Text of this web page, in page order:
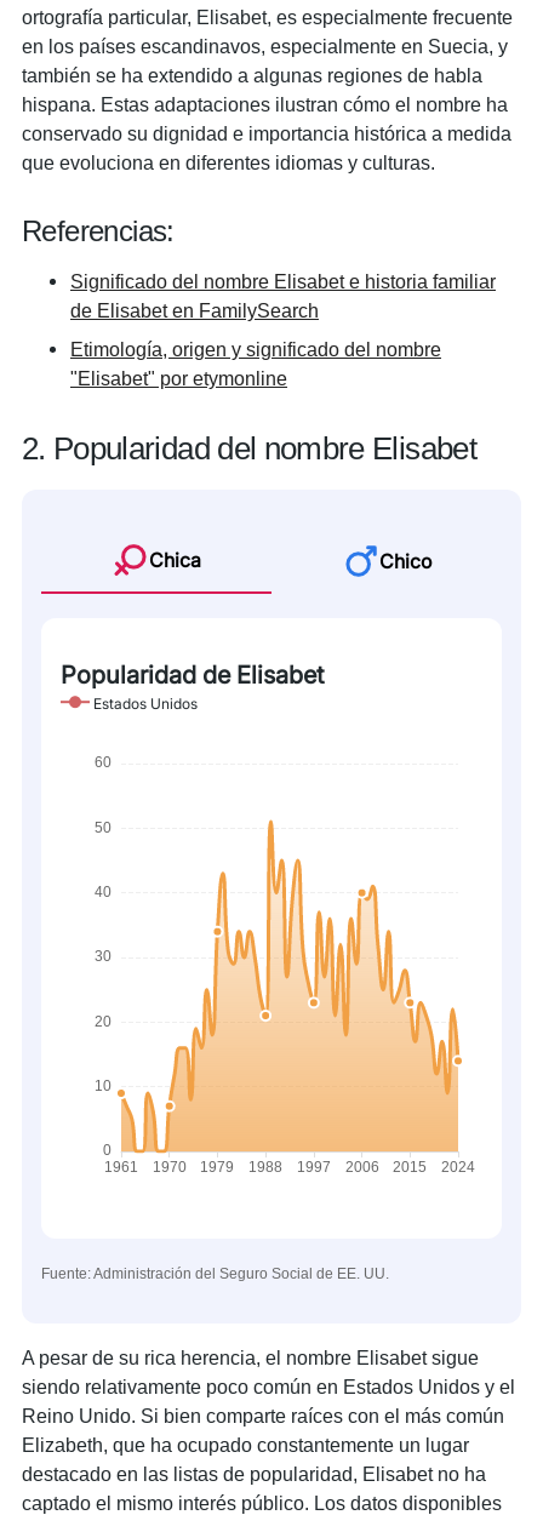
ortografía particular, Elisabet, es especialmente frecuente
en los países escandinavos, especialmente en Suecia, y
también se ha extendido a algunas regiones de habla
hispana. Estas adaptaciones ilustran cómo el nombre ha
conservado su dignidad e importancia histórica a medida
que evoluciona en diferentes idiomas y culturas.
Referencias:
Significado del nombre Elisabet e historia familiar
de Elisabet en FamilySearch
Etimología, origen y significado del nombre
"Elisabet" por etymonline
2. Popularidad del nombre Elisabet
Chica Chico
Popularidad de Elisabet
Estados Unidos
Fuente: Administración del Seguro Social de EE. UU.
A pesar de su rica herencia, el nombre Elisabet sigue
siendo relativamente poco común en Estados Unidos y el
Reino Unido. Si bien comparte raíces con el más común
Elizabeth, que ha ocupado constantemente un lugar
destacado en las listas de popularidad, Elisabet no ha
captado el mismo interés público. Los datos disponibles